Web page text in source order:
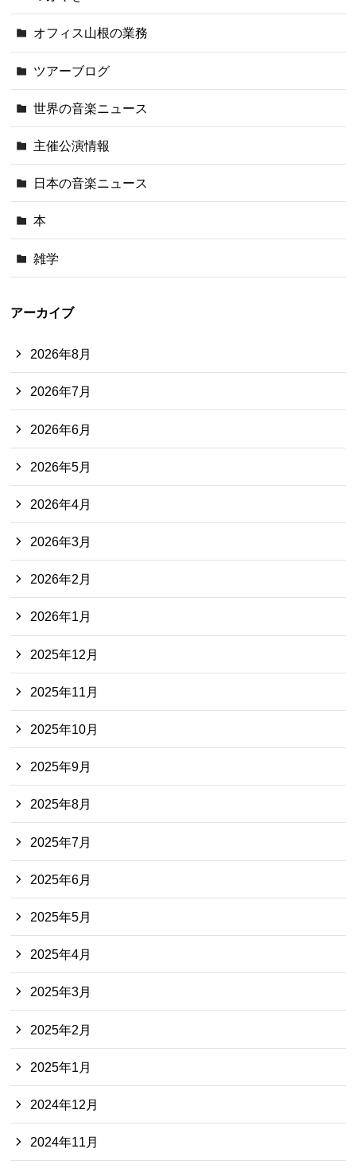
オフィス山根の業務
ツアーブログ
世界の音楽ニュース
主催公演情報
日本の音楽ニュース
本
雑学
アーカイブ
2026年8月
2026年7月
2026年6月
2026年5月
2026年4月
2026年3月
2026年2月
2026年1月
2025年12月
2025年11月
2025年10月
2025年9月
2025年8月
2025年7月
2025年6月
2025年5月
2025年4月
2025年3月
2025年2月
2025年1月
2024年12月
2024年11月